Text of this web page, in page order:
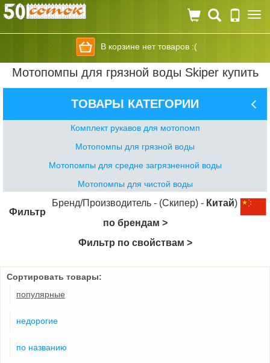
В корзине нет товаров :(
Мотопомпы для грязной воды Skiper купить
ТОВАРЫ КАТЕГОРИИ
Комплект рукавов для мотопомп
Мотопомпы для грязной воды
Мотопомпы для средне загрязненной воды
Мотопомпы для чистой воды
Бренд/Производитель - (Скипер) - Китай)
Фильтр
по брендам >
Фильтр по свойствам >
Сортировать товары:
популярные
недорогие
по названию